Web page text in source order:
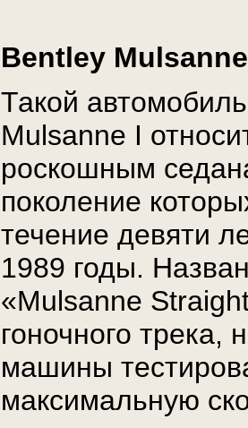
Bentley
Такой
Mulsanne I
роскошным
поколение
течение девяти
1989 годы.
«Mulsanne
гоночного трека,
машины
максимальную